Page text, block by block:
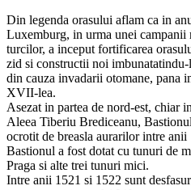
Din legenda orasului aflam ca in
Luxemburg, in urma unei campanii
turcilor, a inceput fortificarea
zid si constructii noi
din cauza invadarii otomane, pana
XVII-lea.
Asezat in partea de nord-est, chiar
Aleea Tiberiu Brediceanu,
ocrotit de breasla aurarilor intre anii
Bastionul a fost dotat cu tunuri de
Praga si alte trei tunuri mici.
Intre anii 1521 si 1522 sunt